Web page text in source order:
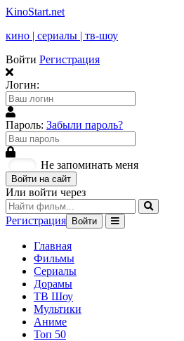
KinoStart.net
кино | сериалы | тв-шоу
Войти Регистрация
Логин:
Пароль: Забыли пароль?
Не запоминать меня
Войти на сайт
Или войти через
Регистрация Войти
Главная
Фильмы
Сериалы
Дорамы
ТВ Шоу
Мультики
Аниме
Топ 50